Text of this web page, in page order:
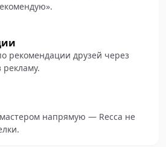
рекомендации друзей через
рекламу.
напрямую — Recca не